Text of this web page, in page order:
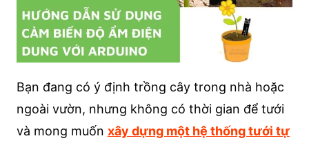
Bạn đang có ý định trồng cây trong nhà hoặc
ngoài vườn, nhưng không có thời gian để tưới
và mong muốn xây dựng một hệ thống tưới tự